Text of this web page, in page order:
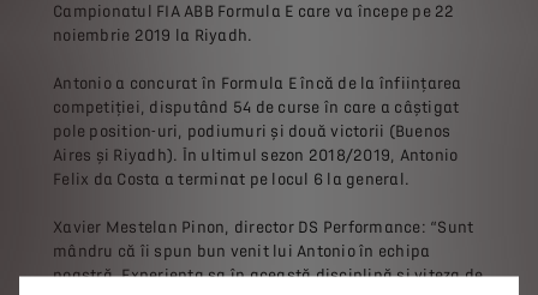
Campionatul FIA ABB Formula E care va începe pe 22
noiembrie 2019 la Riyadh.
Antonio a concurat în Formula E încă de la înființarea
competiției, disputând 54 de curse în care a câștigat
pole position-uri, podiumuri și două victorii (Buenos
Aires și Riyadh). În ultimul sezon 2018/2019, Antonio
Felix da Costa a terminat pe locul 6 la general.
Xavier Mestelan Pinon, director DS Performance: “Sunt
mândru că îi spun bun venit lui Antonio în echipa
noastră. Experiența sa în această disciplină și viteza de